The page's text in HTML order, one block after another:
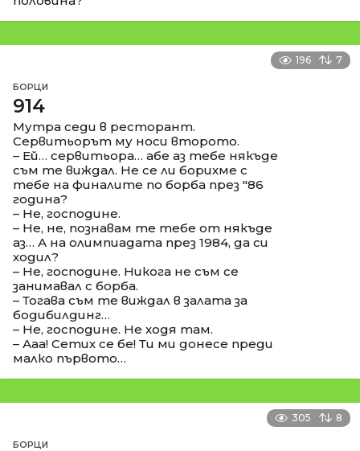
196 7
БОРЦИ
914
Мутра седи в ресторант.
Сервитьорът му носи второто.
– Ей… сервитьора… абе аз тебе някъде
съм те виждал. Не се ли борихме с
тебе на финалите по борба през "86
година?
– Не, господине.
– Не, не, познавам те тебе от някъде
аз… А на олимпиадата през 1984, да си
ходил?
– Не, господине. Никога не съм се
занимавал с борба.
– Тогава съм те виждал в залата за
бодибилдинг…
– Не, господине. Не ходя там.
– Ааа! Сетих се бе! Ти ми донесе преди
малко първото…
305 8
БОРЦИ